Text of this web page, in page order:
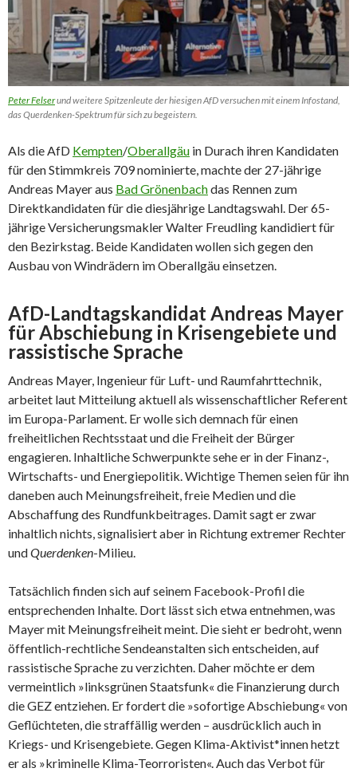
Peter Felserund weitere Spitzenleute der hiesigen AfD versuchen mit einem Infostand,
das Querdenken-Spektrum für sich zu begeistern.
Als die AfD Kempten/Oberallgäu in Durach ihren Kandidaten
für den Stimmkreis 709 nominierte, machte der 27-jährige
Andreas Mayer aus Bad Grönenbachdas Rennen zum
Direktkandidaten für die diesjährige Landtagswahl. Der 65-
jährige Versicherungsmakler Walter Freudling kandidiert für
den Bezirkstag. Beide Kandidaten wollen sich gegen den
Ausbau von Windrädern im Oberallgäu einsetzen.
AfD-Landtagskandidat Andreas Mayer
für Abschiebung in Krisengebiete und
rassistische Sprache
Andreas Mayer, Ingenieur für Luft- und Raumfahrttechnik,
arbeitet laut Mitteilung aktuell als wissenschaftlicher Referent
im Europa-Parlament. Er wolle sich demnach für einen
freiheitlichen Rechtsstaat und die Freiheit der Bürger
engagieren. Inhaltliche Schwerpunkte sehe er in der Finanz-,
Wirtschafts- und Energiepolitik. Wichtige Themen seien für ihn
daneben auch Meinungsfreiheit, freie Medien und die
Abschaffung des Rundfunkbeitrages. Damit sagt er zwar
inhaltlich nichts, signalisiert aber in Richtung extremer Rechter
undQuerdenken-Milieu.
Tatsächlich finden sich auf seinem Facebook-Profil die
entsprechenden Inhalte. Dort lässt sich etwa entnehmen, was
Mayer mit Meinungsfreiheit meint. Die sieht er bedroht, wenn
öffentlich-rechtliche Sendeanstalten sich entscheiden, auf
rassistische Sprache zu verzichten. Daher möchte er dem
vermeintlich »linksgrünen Staatsfunk« die Finanzierung durch
die GEZ entziehen. Er fordert die »sofortige Abschiebung« von
Geflüchteten, die straffällig werden – ausdrücklich auch in
Kriegs- und Krisengebiete. Gegen Klima-Aktivist*innen hetzt
er als »kriminelle Klima-Teorroristen«. Auch das Verbot für